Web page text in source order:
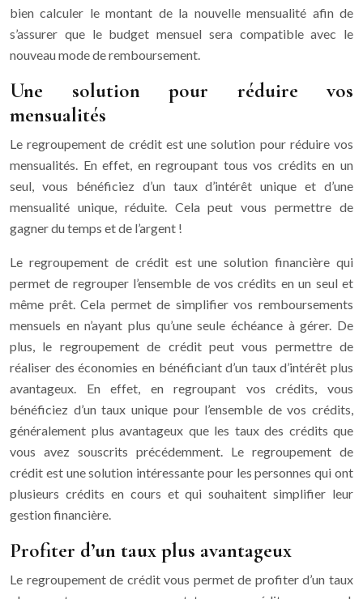
bien calculer le montant de la nouvelle mensualité afin de
s’assurer que le budget mensuel sera compatible avec le
nouveau mode de remboursement.
Une solution pour réduire vos
mensualités
Le regroupement de crédit est une solution pour réduire vos
mensualités. En effet, en regroupant tous vos crédits en un
seul, vous bénéficiez d’un taux d’intérêt unique et d’une
mensualité unique, réduite. Cela peut vous permettre de
gagner du temps et de l’argent !
Le regroupement de crédit est une solution financière qui
permet de regrouper l’ensemble de vos crédits en un seul et
même prêt. Cela permet de simplifier vos remboursements
mensuels en n’ayant plus qu’une seule échéance à gérer. De
plus, le regroupement de crédit peut vous permettre de
réaliser des économies en bénéficiant d’un taux d’intérêt plus
avantageux. En effet, en regroupant vos crédits, vous
bénéficiez d’un taux unique pour l’ensemble de vos crédits,
généralement plus avantageux que les taux des crédits que
vous avez souscrits précédemment. Le regroupement de
crédit est une solution intéressante pour les personnes qui ont
plusieurs crédits en cours et qui souhaitent simplifier leur
gestion financière.
Profiter d’un taux plus avantageux
Le regroupement de crédit vous permet de profiter d’un taux